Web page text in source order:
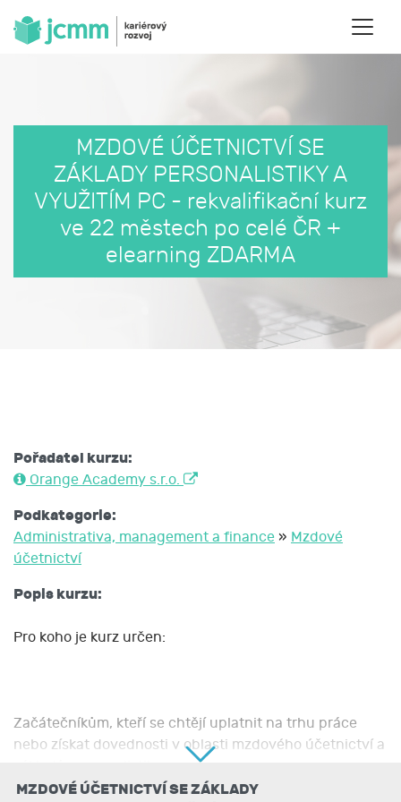
MZDOVÉ ÚČETNICTVÍ SE
ZÁKLADY PERSONALISTIKY A
VYUŽITÍM PC - rekvalifikační kurz
ve 22 městech po celé ČR +
elearning ZDARMA
Pořadatel kurzu:
Orange Academy s.r.o.
Podkategorie:
Administrativa, management a finance » Mzdové
účetnictví
Popis kurzu:
Pro koho je kurz určen:
Začátečníkům, kteří se chtějí uplatnit na trhu práce
nebo získat dovednosti v oblasti mzdového účetnictví a
MZDOVÉ ÚČETNICTVÍ SE ZÁKLADY